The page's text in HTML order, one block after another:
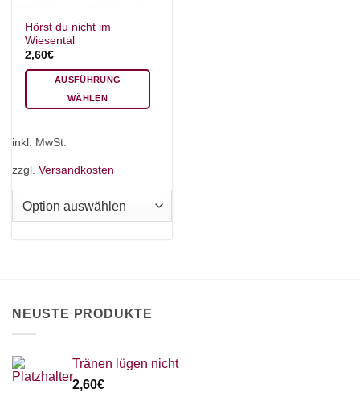
Hörst du nicht im
Wiesental
2,60€
AUSFÜHRUNG
WÄHLEN
mehrere
auf.
gewählt
werden
inkl. MwSt.
zzgl. Versandkosten
NEUSTE PRODUKTE
Tränen lügen nicht
2,60€